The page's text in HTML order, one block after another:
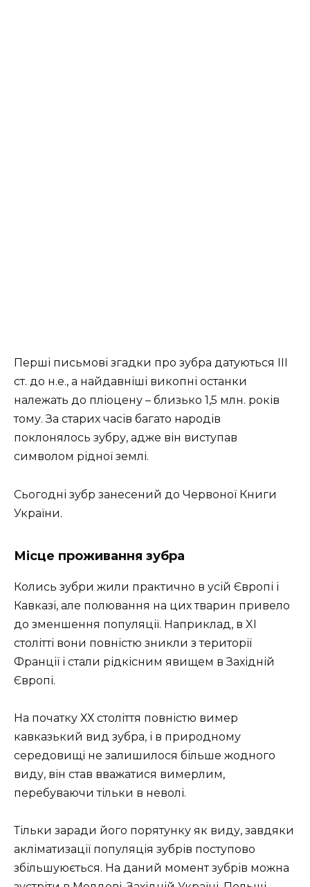
Перші письмові згадки про зубра датуються III
ст. до н.е., а найдавніші викопні останки
належать до пліоцену – близько 1,5 млн. років
тому. За старих часів багато народів
поклонялось зубру, адже він виступав
символом рідної землі.
Сьогодні зубр занесений до Червоної Книги
України.
Місце проживання зубра
Колись зубри жили практично в усій Європі і
Кавказі, але полювання на цих тварин привело
до зменшення популяції. Наприклад, в XI
столітті вони повністю зникли з території
Франції і стали рідкісним явищем в Західній
Європі.
На початку ХХ століття повністю вимер
кавказький вид зубра, і в природному
середовищі не залишилося більше жодного
виду, він став вважатися вимерлим,
перебуваючи тільки в неволі.
Тільки заради його порятунку як виду, завдяки
акліматизації популяція зубрів поступово
збільшуюється. На даний момент зубрів можна